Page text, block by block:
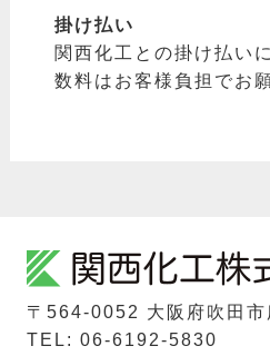
掛け払い
関西化工との掛け払い
数料はお客様負担でお
〒564-0052 ⼤阪府吹⽥市
TEL: 06-6192-5830